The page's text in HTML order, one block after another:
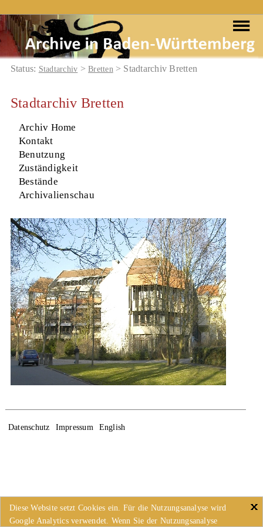
Status: Stadtarchiv >Bretten > Stadtarchiv Bretten
Stadtarchiv Bretten
Archiv Home
Kontakt
Benutzung
Zuständigkeit
Bestände
Archivalienschau
Datenschutz Impressum English
Diese Website setzt Cookies ein. Für die Nutzungsanalyse wird
Google Analytics verwendet. Wenn Sie der Nutzungsanalyse